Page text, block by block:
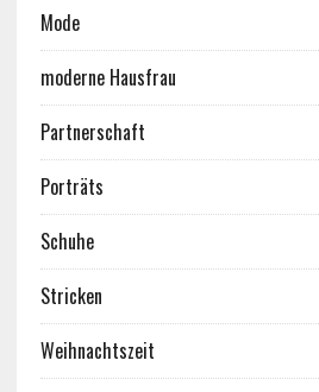
Mode
moderne Hausfrau
Partnerschaft
Porträts
Schuhe
Stricken
Weihnachtszeit